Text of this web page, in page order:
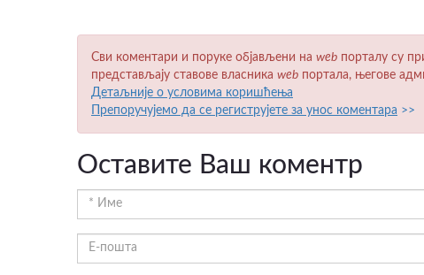
Сви коментари и поруке објављени на wеb порталу су
представљају ставове власника wеb портала, његове
Детаљније о условима коришћења
Препоручујемо да се региструјете за унос коментара >>
Оставите Ваш коментр